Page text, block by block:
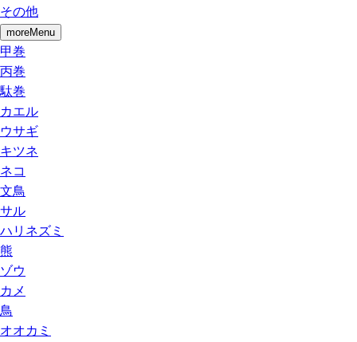
その他
moreMenu
甲巻
丙巻
駄巻
カエル
ウサギ
キツネ
ネコ
文鳥
サル
ハリネズミ
熊
ゾウ
カメ
鳥
オオカミ